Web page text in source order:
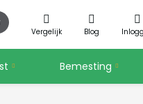
Vergelijk Blog
Bemesting